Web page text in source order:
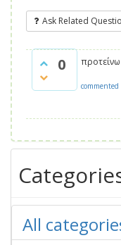
Ask Related
0
commented
All